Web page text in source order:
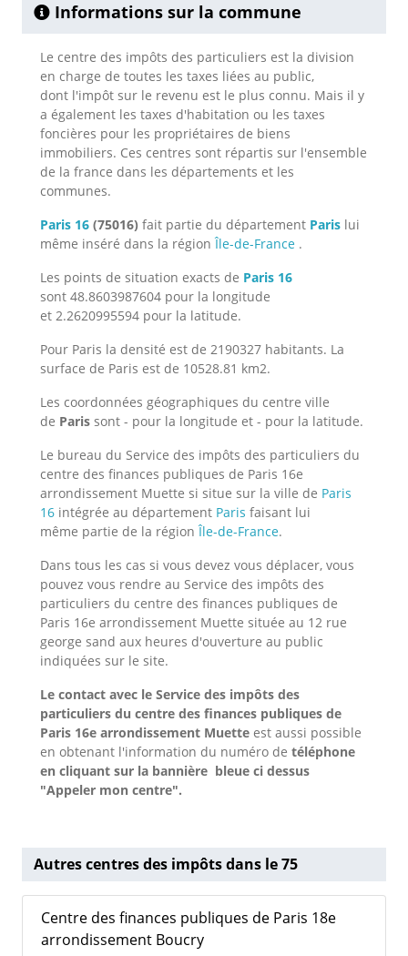
Informations sur la commune
Le centre des impôts des particuliers est la division
en charge de toutes les taxes liées au public,
dont l'impôt sur le revenu est le plus connu. Mais il y
a également les taxes d'habitation ou les taxes
foncières pour les propriétaires de biens
immobiliers. Ces centres sont répartis sur l'ensemble
de la france dans les départements et les
communes.
Paris 16 (75016) fait partie du département Paris lui
même inséré dans la régionÎle-de-France .
Les points de situation exacts de Paris 16
sont 48.8603987604 pour la longitude
et 2.2620995594 pour la latitude.
Pour Paris la densité est de 2190327 habitants. La
surface de Paris est de 10528.81 km2.
Les coordonnées géographiques du centre ville
de Paris sont - pour la longitude et - pour la latitude.
Le bureau du Service des impôts des particuliers du
centre des finances publiques de Paris 16e
arrondissement Muette si situe sur la ville de Paris
16 intégrée au département Paris faisant lui
même partie de la régionÎle-de-France.
Dans tous les cas si vous devez vous déplacer, vous
pouvez vous rendre au Service des impôts des
particuliers du centre des finances publiques de
Paris 16e arrondissement Muette située au 12 rue
george sand aux heures d'ouverture au public
indiquées sur le site.
Le contact avec le Service des impôts des
particuliers du centre des finances publiques de
Paris 16e arrondissement Muette est aussi possible
en obtenant l'information du numéro de téléphone
en cliquant sur la bannière bleue ci dessus
"Appeler mon centre".
Autres centres des impôts dans le 75
Centre des finances publiques de Paris 18e
arrondissement Boucry